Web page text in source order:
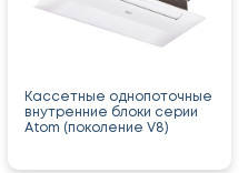
Кассетные однопоточные
внутренние блоки серии
Atom (поколение V8)